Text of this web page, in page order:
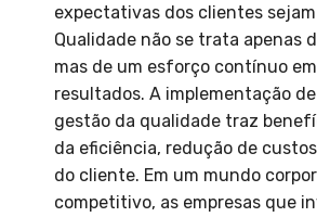
expectativas dos clientes
Qualidade não se trata apenas
mas de um esforço contínuo
resultados. A implementação
gestão da qualidade traz
da eficiência, redução de
do cliente. Em um mundo
competitivo, as empresas que